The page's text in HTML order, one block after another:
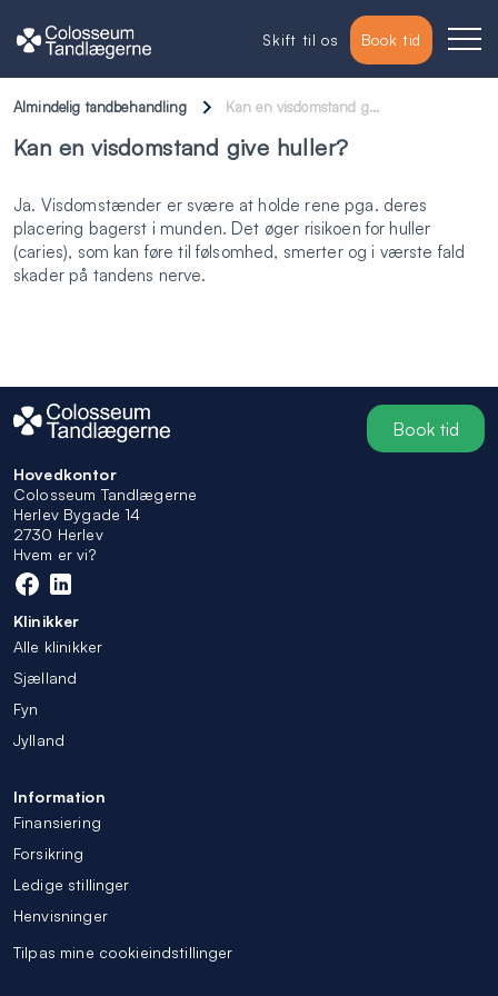
Almindelig tandbehandling Kan en visdomstand g…
Kan en visdomstand give huller?
Ja. Visdomstænder er svære at holde rene pga. deres
placering bagerst i munden. Det øger risikoen for huller
(caries), som kan føre til følsomhed, smerter og i værste fald
skader på tandens nerve.
Book tid
Hovedkontor
Colosseum Tandlægerne
Herlev Bygade 14
2730 Herlev
Hvem er vi?
Klinikker
Alle klinikker
Sjælland
Fyn
Jylland
Information
Finansiering
Forsikring
Ledige stillinger
Henvisninger
Tilpas mine cookieindstillinger
Skift til os Book tid